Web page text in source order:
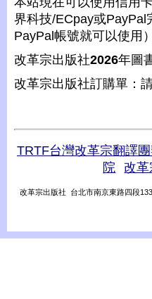
界科技/ECpay或PayPal
PayPal帳號就可以使用）
改革宗出版社2026年圖
改革宗出版社訂購單：
TRTF台灣改革宗翻譯
院
改革
改革宗出版社 台北市南京東路四段